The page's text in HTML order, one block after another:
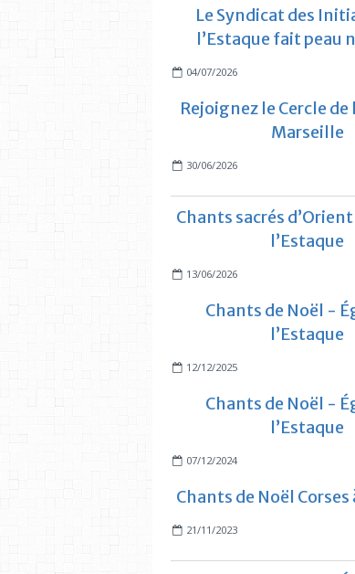
Le Syndicat des
l’Estaque fait peau
04/07/2026
Rejoignez le Cercle de
Marseille
30/06/2026
Chants sacrés
l’Estaque
13/06/2026
Chants de Noël -
l’Estaque
12/12/2025
Chants de Noël -
l’Estaque
07/12/2024
Chants de Noël Corses
21/11/2023